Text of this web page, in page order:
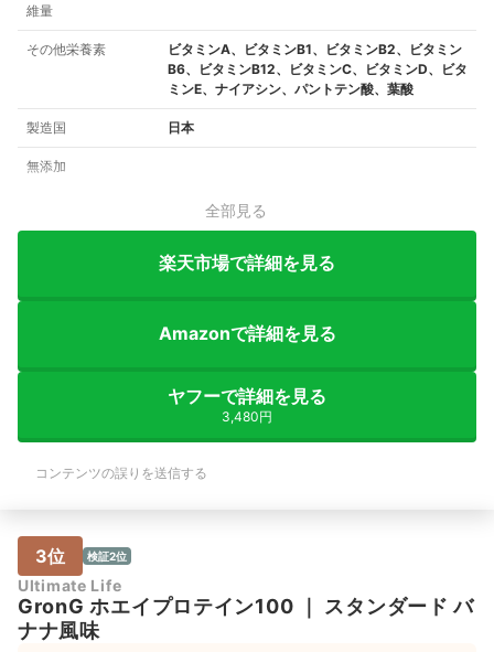
維量
その他栄養素
ビタミンA、ビタミンB1、ビタミンB2、ビタミン
B6、ビタミンB12、ビタミンC、ビタミンD、ビタ
ミンE、ナイアシン、パントテン酸、葉酸
製造国 日本
無添加
全部見る
楽天市場で詳細を見る
Amazonで詳細を見る
ヤフーで詳細を見る
3,480円
コンテンツの誤りを送信する
3位 検証2位
Ultimate Life
GronG ホエイプロテイン100 ｜ スタンダード バ
ナナ風味